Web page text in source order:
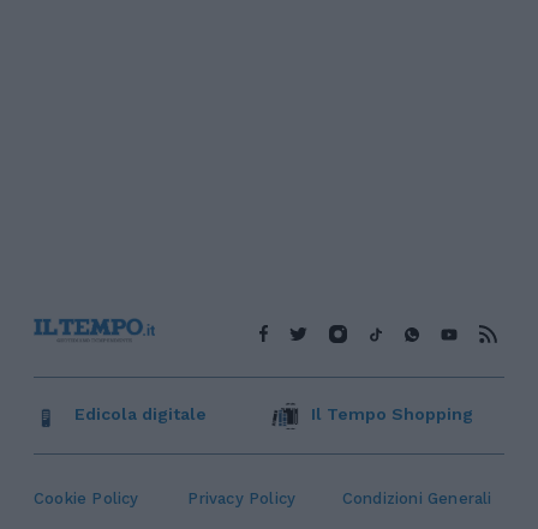
Cookie Policy Privacy Policy Condizioni Generali
Edicola digitale Il Tempo Shopping